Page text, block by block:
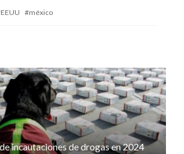
EEUU méxico
incautaciones de drogas en 2024